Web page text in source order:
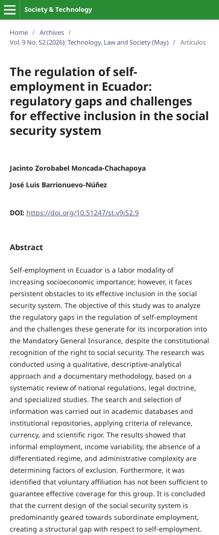
Society & Technology
Home / Archives /
Vol. 9 No. S2 (2026): Technology, Law and Society (May) / Artículos
The regulation of self-
employment in Ecuador:
regulatory gaps and challenges
for effective inclusion in the social
security system
Jacinto Zorobabel Moncada-Chachapoya
José Luis Barrionuevo-Núñez
DOI: https://doi.org/10.51247/st.v9iS2.9
Abstract
Self-employment in Ecuador is a labor modality of
increasing socioeconomic importance; however, it faces
persistent obstacles to its effective inclusion in the social
security system. The objective of this study was to analyze
the regulatory gaps in the regulation of self-employment
and the challenges these generate for its incorporation into
the Mandatory General Insurance, despite the constitutional
recognition of the right to social security. The research was
conducted using a qualitative, descriptive-analytical
approach and a documentary methodology, based on a
systematic review of national regulations, legal doctrine,
and specialized studies. The search and selection of
information was carried out in academic databases and
institutional repositories, applying criteria of relevance,
currency, and scientific rigor. The results showed that
informal employment, income variability, the absence of a
differentiated regime, and administrative complexity are
determining factors of exclusion. Furthermore, it was
identified that voluntary affiliation has not been sufficient to
guarantee effective coverage for this group. It is concluded
that the current design of the social security system is
predominantly geared towards subordinate employment,
creating a structural gap with respect to self-employment.